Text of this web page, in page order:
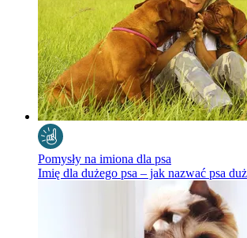
Pomysły na imiona dla psa
Imię dla dużego psa – jak nazwać psa